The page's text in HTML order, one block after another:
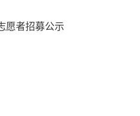
愿者招募公示